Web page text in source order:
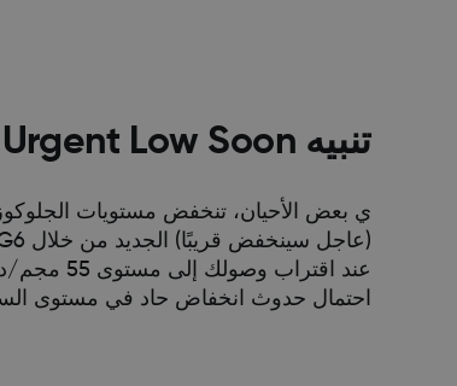
تنبيه Urgent Low Soon (عاجل سينخفض قريبًا)
عند
احتمال حدوث انخفاض حاد في مستوى